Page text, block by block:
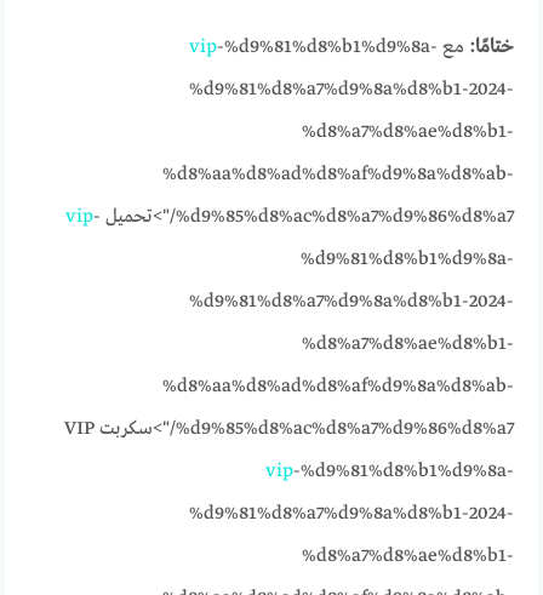
ختامًا: مع vip-%d9%81%d8%b1%d9%8a-
%d9%81%d8%a7%d9%8a%d8%b1-2024-
%d8%a7%d8%ae%d8%b1-
%d8%aa%d8%ad%d8%af%d9%8a%d8%ab-
%d9%85%d8%ac%d8%a7%d9%86%d8%a7/">تحميل
vip-
%d9%81%d8%b1%d9%8a-
%d9%81%d8%a7%d9%8a%d8%b1-2024-
%d8%a7%d8%ae%d8%b1-
%d8%aa%d8%ad%d8%af%d9%8a%d8%ab-
%d9%85%d8%ac%d8%a7%d9%86%d8%a7/">سكربت VIP
vip-%d9%81%d8%b1%d9%8a-
%d9%81%d8%a7%d9%8a%d8%b1-2024-
%d8%a7%d8%ae%d8%b1-